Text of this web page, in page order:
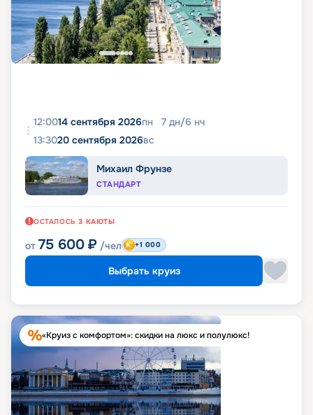
12:0014 сентября 2026пн 7 дн/6 нч
13:3020 сентября 2026вс
Михаил Фрунзе
СТАНДАРТ
ОСТАЛОСЬ 3 КАЮТЫ
от 75 600 ₽ /чел +1 000
Выбрать круиз
«Круиз с комфортом»: скидки на люкс и полулюкс!